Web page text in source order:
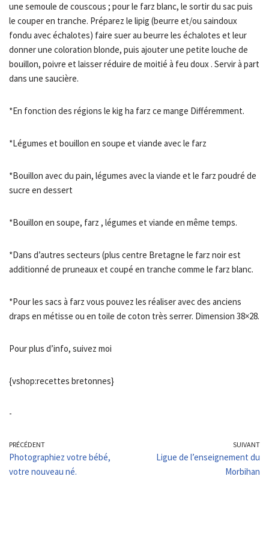
une semoule de couscous ; pour le farz blanc, le sortir du sac puis
le couper en tranche. Préparez le lipig (beurre et/ou saindoux
fondu avec échalotes) faire suer au beurre les échalotes et leur
donner une coloration blonde, puis ajouter une petite louche de
bouillon, poivre et laisser réduire de moitié à feu doux . Servir à part
dans une saucière.
*En fonction des régions le kig ha farz ce mange Différemment.
*Légumes et bouillon en soupe et viande avec le farz
*Bouillon avec du pain, légumes avec la viande et le farz poudré de
sucre en dessert
*Bouillon en soupe, farz , légumes et viande en même temps.
*Dans d’autres secteurs (plus centre Bretagne le farz noir est
additionné de pruneaux et coupé en tranche comme le farz blanc.
*Pour les sacs à farz vous pouvez les réaliser avec des anciens
draps en métisse ou en toile de coton très serrer. Dimension 38×28.
Pour plus d’info, suivez moi
{vshop:recettes bretonnes}
-
PRÉCÉDENT
Photographiez votre bébé,
votre nouveau né.
SUIVANT
Ligue de l’enseignement du
Morbihan